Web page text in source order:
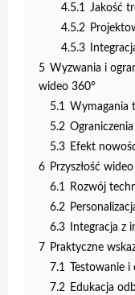
4.5.1 Jakość
4.5.2
4.5.3
5 Wyzwania i
wideo 360°
5.1 Wymagania
5.2
5.3 Efekt
6 Przyszłość
6.1 Rozwój
6.2
6.3
Integracja z
7 Praktyczne
7.1
Testowanie
7.2 Edukacja